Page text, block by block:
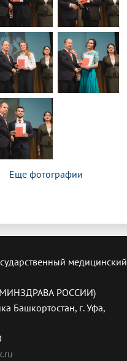
Еще фотографии
медицинский
РОССИИ)
Башкортостан, г. Уфа,